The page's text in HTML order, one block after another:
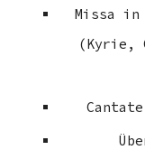
Missa in
(Kyrie,